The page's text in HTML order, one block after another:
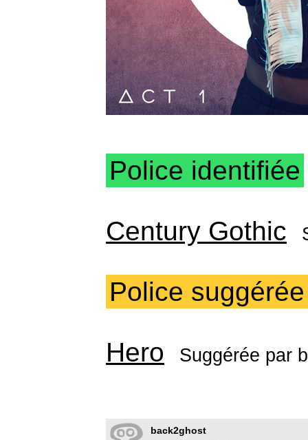
Police identifiée
Century Gothic
Police suggérée
Hero Suggérée par
back2ghost